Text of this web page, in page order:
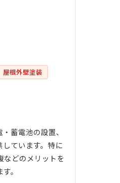
屋根外壁塗装
蓄電池の設置、
ています。特に
などのメリットを
。